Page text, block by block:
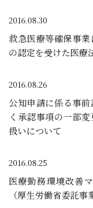
2016.08.30
救急医療等確保事
の認定を受けた医療
2016.08.26
公知申請に係る事
く承認事項の一部
扱いについて
2016.08.25
医療勤務環境改善
（厚生労働省委託